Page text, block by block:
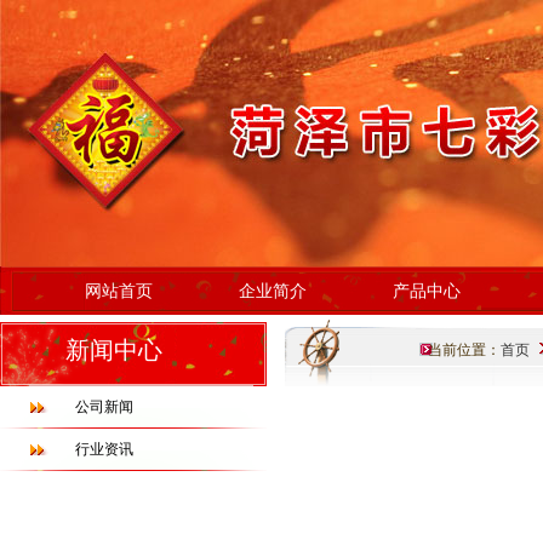
网站首页 企业简介 产品中心
新闻中心
公司新闻
行业资讯
当前位置： 首页